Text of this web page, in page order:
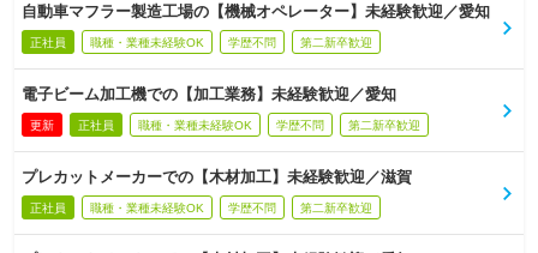
自動車マフラー製造工場の【機械オペレーター】未経験歓迎／愛知
正社員 職種・業種未経験OK 学歴不問 第二新卒歓迎
電子ビーム加工機での【加工業務】未経験歓迎／愛知
更新 正社員 職種・業種未経験OK 学歴不問 第二新卒歓迎
プレカットメーカーでの【木材加工】未経験歓迎／滋賀
正社員 職種・業種未経験OK 学歴不問 第二新卒歓迎